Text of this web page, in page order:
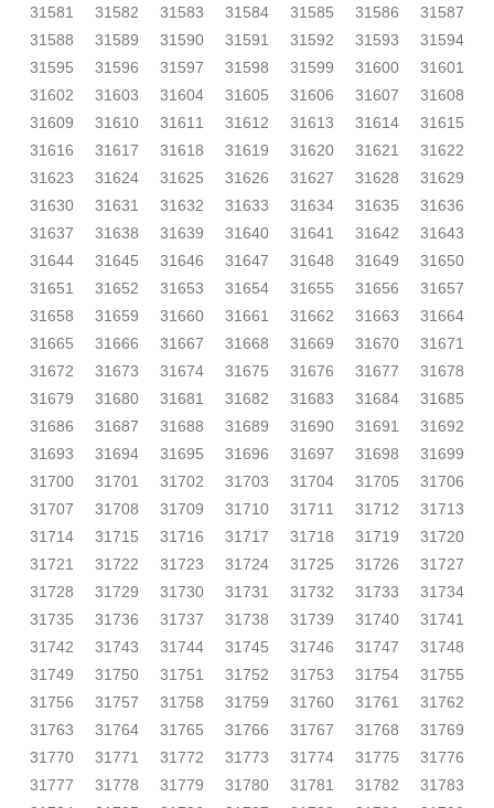
31581
31582 31583 31584 31585 31586
31587
31588
31589 31590 31591 31592 31593
31594
31595
31596 31597 31598 31599 31600
31601
31602
31603 31604 31605 31606 31607
31608
31609
31610 31611 31612 31613 31614
31615
31616
31617 31618 31619 31620 31621
31622
31623
31624 31625 31626 31627 31628
31629
31630
31631 31632 31633 31634 31635
31636
31637
31638 31639 31640 31641 31642
31643
31644
31645 31646 31647 31648 31649
31650
31651
31652 31653 31654 31655 31656
31657
31658
31659 31660 31661 31662 31663
31664
31665
31666 31667 31668 31669 31670
31671
31672
31673 31674 31675 31676 31677
31678
31679
31680 31681 31682 31683 31684
31685
31686
31687 31688 31689 31690 31691
31692
31693
31694 31695 31696 31697 31698
31699
31700
31701 31702 31703 31704 31705
31706
31707
31708 31709 31710 31711 31712
31713
31714
31715 31716 31717 31718 31719
31720
31721
31722 31723 31724 31725 31726
31727
31728
31729 31730 31731 31732 31733
31734
31735
31736 31737 31738 31739 31740
31741
31742
31743 31744 31745 31746 31747
31748
31749
31750 31751 31752 31753 31754
31755
31756
31757 31758 31759 31760 31761
31762
31763
31764 31765 31766 31767 31768
31769
31770
31771 31772 31773 31774 31775
31776
31777
31778 31779 31780 31781 31782
31783